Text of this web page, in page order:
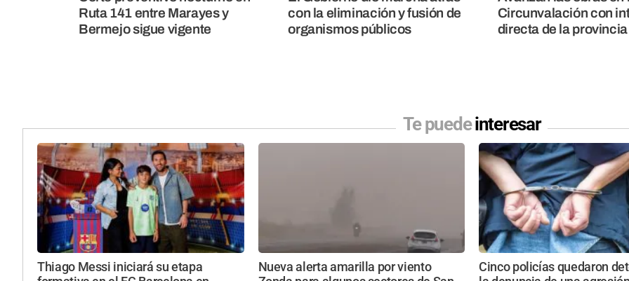
Ruta 141 entre Marayes y
Bermejo sigue vigente
con la eliminación y fusión de
organismos públicos
Circunvalación con
directa de la provincia
Te puedeinteresar
Thiago Messi iniciará su etapa
Nueva alerta amarilla por viento
Cinco policías quedaron